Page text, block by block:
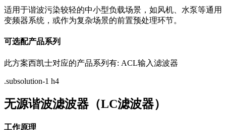
适用于谐波污染较轻的中小型负载场景，如风机、水泵等通用
变频器系统，或作为复杂场景的前置预处理环节。
可选配产品系列
此方案西凯士对应的产品系列有: ACL输入滤波器
.subsolution-1 h4
无源谐波滤波器（LC滤波器）
工作原理